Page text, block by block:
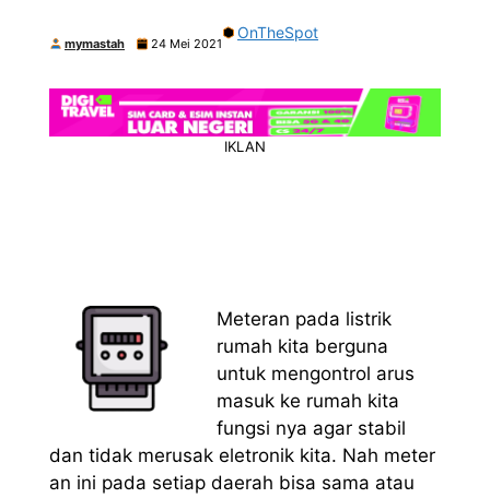
mymastah 24 Mei 2021
OnTheSpot
IKLAN
Meteran pada listrik
rumah kita berguna
untuk mengontrol arus
masuk ke rumah kita
fungsi nya agar stabil
dan tidak merusak eletronik kita. Nah meter
an ini pada setiap daerah bisa sama atau